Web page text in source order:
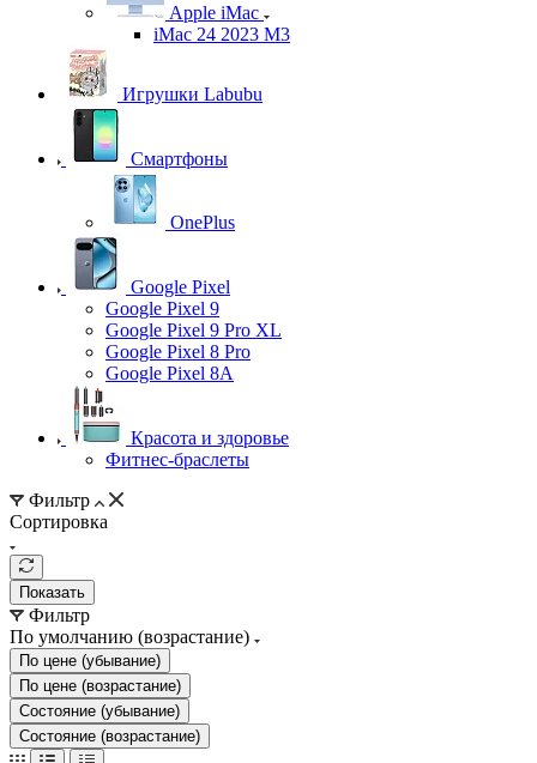
Apple iMac
iMac 24 2023 M3
Игрушки Labubu
Смартфоны
OnePlus
Google Pixel
Google Pixel 9
Google Pixel 9 Pro XL
Google Pixel 8 Pro
Google Pixel 8A
Красота и здоровье
Фитнес-браслеты
Фильтр
Сортировка
Показать
Фильтр
По умолчанию (возрастание)
По цене (убывание)
По цене (возрастание)
Состояние (убывание)
Состояние (возрастание)